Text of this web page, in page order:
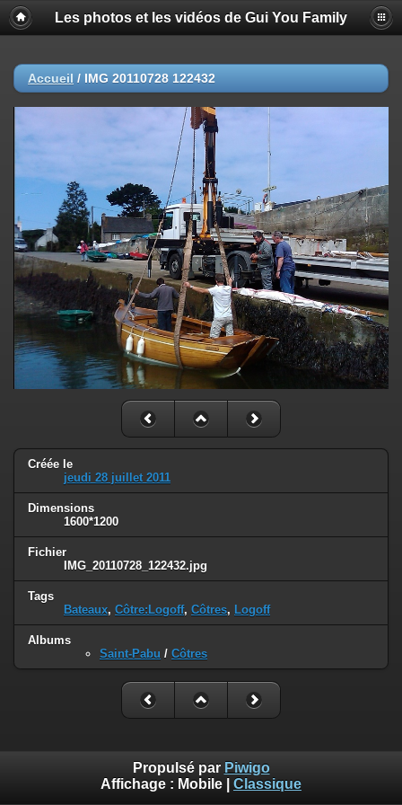
Les photos et les vidéos de Gui You Family
Accueil / IMG 20110728 122432
Créée le
jeudi 28 juillet 2011
Dimensions
1600*1200
Fichier
IMG_20110728_122432.jpg
Tags
Bateaux, Côtre:Logoff, Côtres, Logoff
Albums
Saint-Pabu / Côtres
Propulsé par Piwigo
Affichage : Mobile Classique